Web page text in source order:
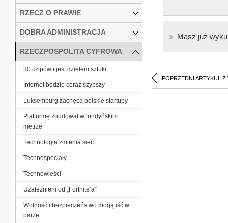
Masz już
POPRZEDNI ARTYKUŁ Z
RZECZ O PRAWIE
DOBRA ADMINISTRACJA
RZECZPOSPOLITA CYFROWA
30 czipów i jest dziełem sztuki
Internet będzie coraz szybszy
Luksemburg zachęca polskie startupy
Platformę zbudował w londyńskim
metrze
Technologia zmienia sieć
Technospecjały
Technowieści
Uzależnieni od „Fortnite’a”
Wolność i bezpieczeństwo mogą iść w
parze